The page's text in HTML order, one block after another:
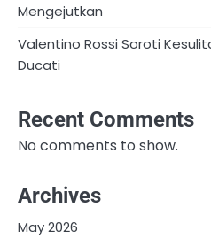
Mengejutkan
Valentino Rossi Soroti
Ducati
Recent Comments
No comments to show.
Archives
May 2026